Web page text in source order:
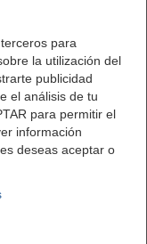
1 1/2 H
para
la utilización del
publicidad
el análisis de tu
para permitir el
información
deseas aceptar o